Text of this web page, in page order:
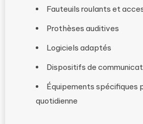
Fauteuils roulants et
Prothèses auditives
Logiciels adaptés
Dispositifs de
Équipements spécifiques
quotidienne